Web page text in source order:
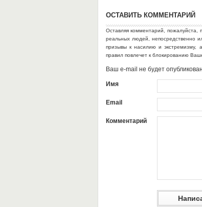
ОСТАВИТЬ КОММЕНТАРИЙ
Оставляя комментарий, пожалуйста,
реальных людей, непосредственно
призывы к насилию и экстремизму,
правил повлечет к блокированию
Ваш e-mail не будет
Имя
Email
Комментарий